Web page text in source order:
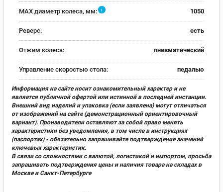
MAX диаметр колеса, мм: i 1050
Реверс: есть
Отжим колеса: пневматический
Управление скоростью стола: педалью
Информация на сайте носит ознакомительный характер и не
является публичной офертой или истинной в последней инстанции.
Внешний вид изделий и упаковка (если заявлена) могут отличаться
от изображений на сайте (демонстрационный ориентировочный
вариант). Производители оставляют за собой право менять
характеристики без уведомления, в том числе в инструкциях
(паспортах) - обязательно запрашивайте подтверждение значений
ключевых характеристик.
В связи со сложностями с валютой, логистикой и импортом, просьба
запрашивать подтверждения цены и наличия товара на складах в
Москве и Санкт-Петербурге